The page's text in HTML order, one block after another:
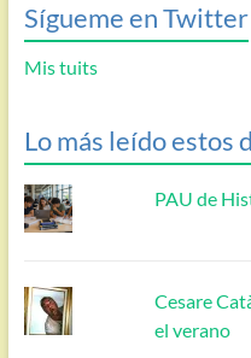
Sígueme en Twitter
Mis tuits
Lo más leído estos
PAU de
Cesare
el verano